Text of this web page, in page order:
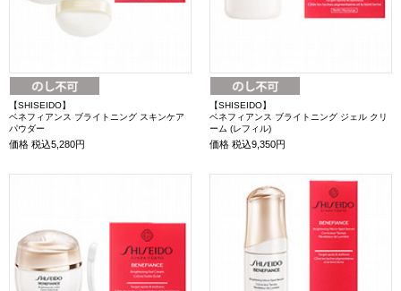
【SHISEIDO】
ベネフィアンス ブライトニング スキンケア
パウダー
価格 税込5,280円
【SHISEIDO】
ベネフィアンス ブライトニング ジェル クリ
ーム (レフィル)
価格 税込9,350円